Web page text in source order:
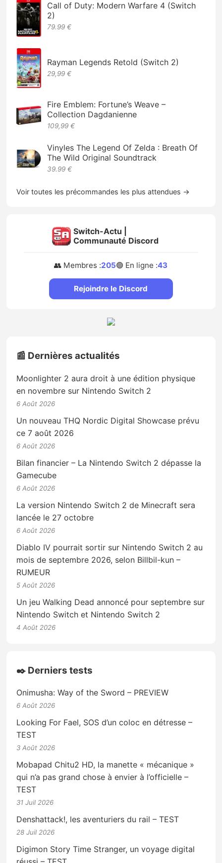
Call of Duty: Modern Warfare 4 (Switch
2)
79.99 €
Rayman Legends Retold (Switch 2)
29,99 €
Fire Emblem: Fortune’s Weave –
Collection Dagdanienne
109,99 €
Vinyles The Legend Of Zelda : Breath Of
The Wild Original Soundtrack
39.99 €
Voir toutes les précommandes les plus attendues →
Switch-Actu |
Communauté Discord
👥 Membres :205🟢 En ligne :43
Rejoindre le Discord
📰 Dernières actualités
Moonlighter 2 aura droit à une édition physique
en novembre sur Nintendo Switch 2
6 Août 2026
Un nouveau THQ Nordic Digital Showcase prévu
ce 7 août 2026
6 Août 2026
Bilan financier – La Nintendo Switch 2 dépasse la
Gamecube
6 Août 2026
La version Nintendo Switch 2 de Minecraft sera
lancée le 27 octobre
6 Août 2026
Diablo IV pourrait sortir sur Nintendo Switch 2 au
mois de septembre 2026, selon Billbil-kun –
RUMEUR
5 Août 2026
Un jeu Walking Dead annoncé pour septembre sur
Nintendo Switch et Nintendo Switch 2
4 Août 2026
✒️ Derniers tests
Onimusha: Way of the Sword – PREVIEW
6 Août 2026
Looking For Fael, SOS d’un coloc en détresse –
TEST
3 Août 2026
Mobapad Chitu2 HD, la manette « mécanique »
qui n’a pas grand chose à envier à l’officielle –
TEST
31 Juil 2026
Denshattack!, les aventuriers du rail – TEST
28 Juil 2026
Digimon Story Time Stranger, un voyage digital